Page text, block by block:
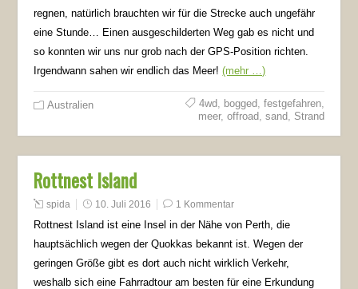
regnen, natürlich brauchten wir für die Strecke auch ungefähr
eine Stunde… Einen ausgeschilderten Weg gab es nicht und
so konnten wir uns nur grob nach der GPS-Position richten.
Irgendwann sahen wir endlich das Meer!(mehr …)
Australien 4wd, bogged, festgefahren,
meer, offroad, sand, Strand
Rottnest Island
spida 10. Juli 2016 1 Kommentar
Rottnest Island ist eine Insel in der Nähe von Perth, die
hauptsächlich wegen der Quokkas bekannt ist. Wegen der
geringen Größe gibt es dort auch nicht wirklich Verkehr,
weshalb sich eine Fahrradtour am besten für eine Erkundung